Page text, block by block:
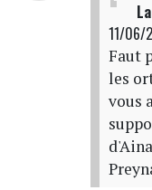
11/06/
Faut
les
vous